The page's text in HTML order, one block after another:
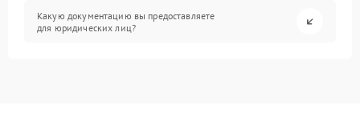
Какую документацию вы предоставляете
для юридических лиц?